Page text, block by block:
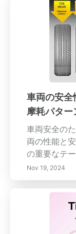
車両の安全
摩耗パター
車両安全の
両の性能と
の重要なテ
ではない摩
など、さま
掘り下げ、
的なタイヤ
メントなど
延ばし、運
Nov 19, 2024